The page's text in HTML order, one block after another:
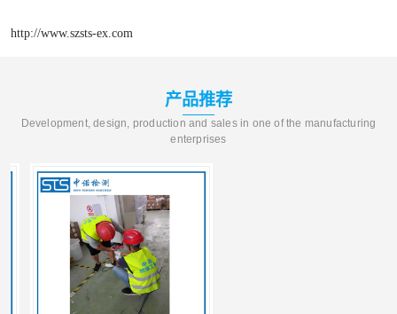
http://www.szsts-ex.com
产品推荐
Development, design, production and sales in one of the manufacturing
enterprises